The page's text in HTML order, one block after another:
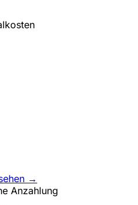
→
Anzahlung